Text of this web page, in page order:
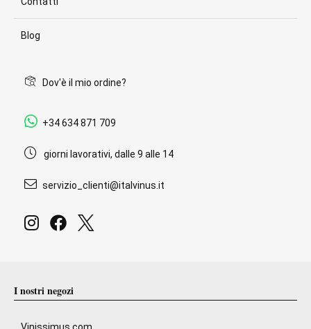
Blog
Dov'è il mio ordine?
+34 634 871 709
giorni lavorativi, dalle 9 alle 14
servizio_clienti@italvinus.it
I nostri negozi